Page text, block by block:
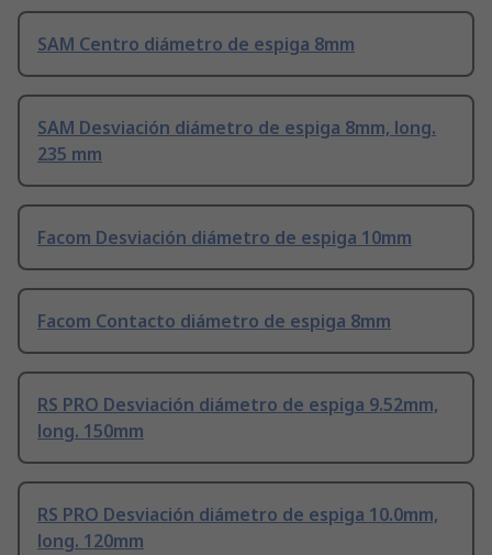
SAM Centro diámetro de espiga 8mm
SAM Desviación diámetro de espiga 8mm, long.
235 mm
Facom Desviación diámetro de espiga 10mm
Facom Contacto diámetro de espiga 8mm
RS PRO Desviación diámetro de espiga 9.52mm,
long. 150mm
RS PRO Desviación diámetro de espiga 10.0mm,
long. 120mm